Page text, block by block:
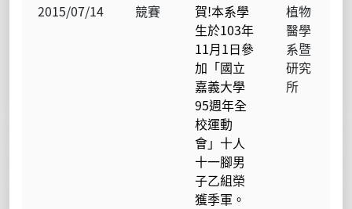
2015/07/14 競賽
賀!本系學
生於103年
11月1日參
加「國立
嘉義大學
95週年全
校運動
會」十人
十一腳男
子乙組榮
獲季軍。
植物
醫學
系暨
研究
所